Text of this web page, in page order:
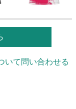
いて問い合わせる